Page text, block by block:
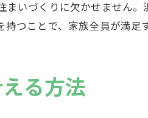
いづくりに欠かせません
つことで、家族全員が満足
る方法